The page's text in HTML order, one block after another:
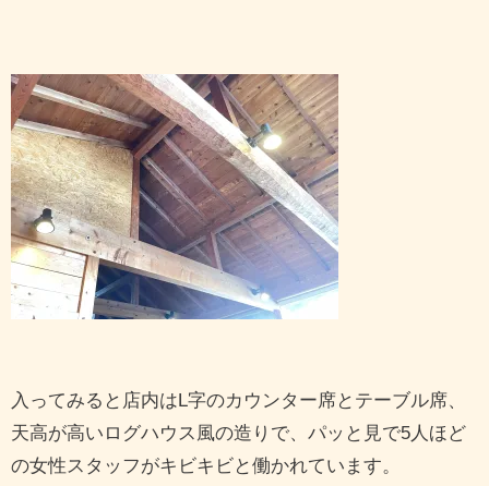
入ってみると店内はL字のカウンター席とテーブル席、
天高が高いログハウス風の造りで、パッと見で5人ほど
の女性スタッフがキビキビと働かれています。